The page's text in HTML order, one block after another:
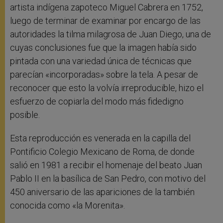
artista indígena zapoteco Miguel Cabrera en 1752,
luego de terminar de examinar por encargo de las
autoridades la tilma milagrosa de Juan Diego, una de
cuyas conclusiones fue que la imagen había sido
pintada con una variedad única de técnicas que
parecían «incorporadas» sobre la tela. A pesar de
reconocer que esto la volvía irreproducible, hizo el
esfuerzo de copiarla del modo más fidedigno
posible.
Esta reproducción es venerada en la capilla del
Pontificio Colegio Mexicano de Roma, de donde
salió en 1981 a recibir el homenaje del beato Juan
Pablo II en la basílica de San Pedro, con motivo del
450 aniversario de las apariciones de la también
conocida como «la Morenita».